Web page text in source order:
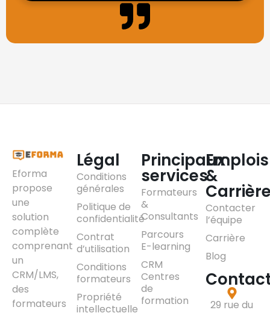
Eforma
propose
une
solution
complète
comprenant
un
CRM/LMS,
des
formateurs
Légal
Conditions
générales
Politique de
confidentialité
Contrat
d’utilisation
Conditions
formateurs
Propriété
intellectuelle
Principaux
services
Formateurs
&
Consultants
Parcours
E-learning
CRM
Centres
de
formation
Emplois
&
Contacter
l’équipe
Carrière
Blog
29 rue du